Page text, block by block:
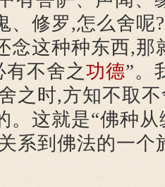
、修罗,怎么舍呢
念这种种东西,那
不舍之功德”。
之时,方知不取
。这就是“佛种
系到佛法的一个